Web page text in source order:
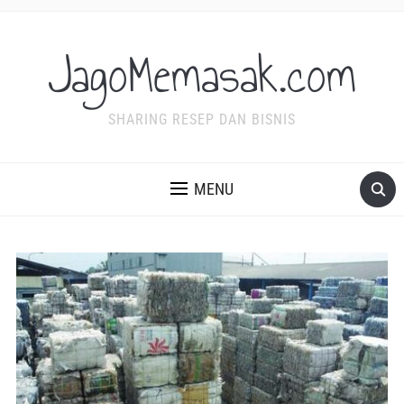
JagoMemasak.com
SHARING RESEP DAN BISNIS
MENU